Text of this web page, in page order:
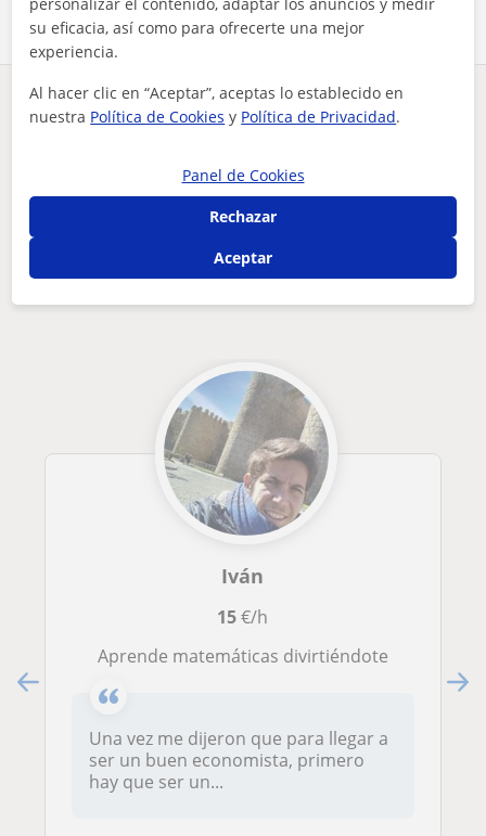
¿Hay algún error en este perfil?Cuéntanos
Matemáticas aplicadas
chica de 18 años la cual se le da muy bien matemáticas
Otros profesores de Matemáticas
aplicadas en Madrid que pueden
Iván
15€/h
Aprende matemáticas divirtiéndote
Una vez me dijeron que para llegar a
ser un buen economista, primero
hay que ser un...
su eficacia, así como para ofrecerte una mejor
experiencia.
Al hacer clic en “Aceptar”, aceptas lo establecido en
nuestra Política de Cookies y Política de Privacidad.
Panel de Cookies
Rechazar
Aceptar